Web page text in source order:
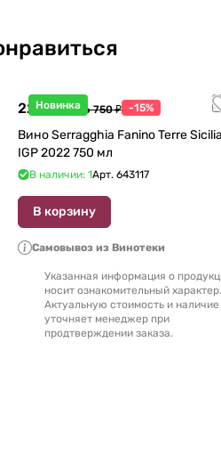
Новинка
22 738 ₽26 750 ₽ -15%
Вино Serragghia Fanino Terre
IGP 2022 750 мл
В наличии: 1Арт. 643117
В корзину
Самовывоз из Винотеки
Указанная информация о
носит ознакомительный характер.
Актуальную стоимость и наличие
уточняет менеджер при
продтверждении заказа.